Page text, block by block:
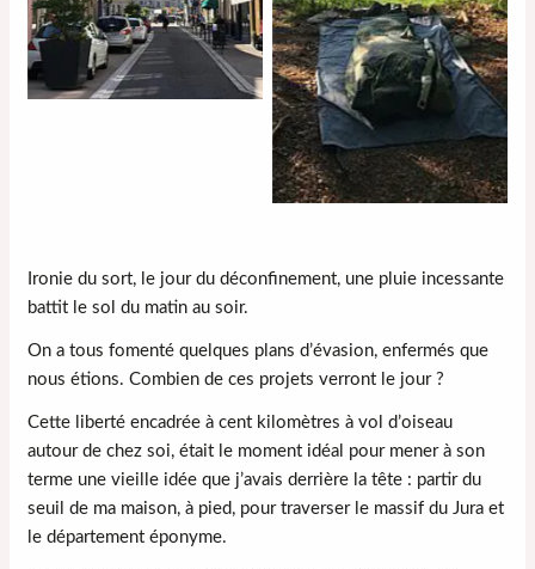
Ironie du sort, le jour du déconfinement, une pluie incessante
battit le sol du matin au soir.
On a tous fomenté quelques plans d’évasion, enfermés que
nous étions. Combien de ces projets verront le jour ?
Cette liberté encadrée à cent kilomètres à vol d’oiseau
autour de chez soi, était le moment idéal pour mener à son
terme une vieille idée que j’avais derrière la tête : partir du
seuil de ma maison, à pied, pour traverser le massif du Jura et
le département éponyme.